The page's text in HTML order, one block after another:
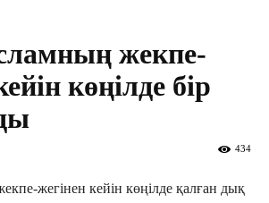
жекпе-
көңілде бір
434
жегінен кейін көңілде қалған дық